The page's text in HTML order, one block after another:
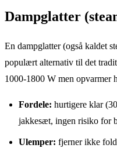
Dampglatter
En dampglatter (også kaldet
populært alternativ til det
1000-1800 W men
Fordele: hurtigere klar
jakkesæt, ingen risiko for
Ulemper: fjerner ikke